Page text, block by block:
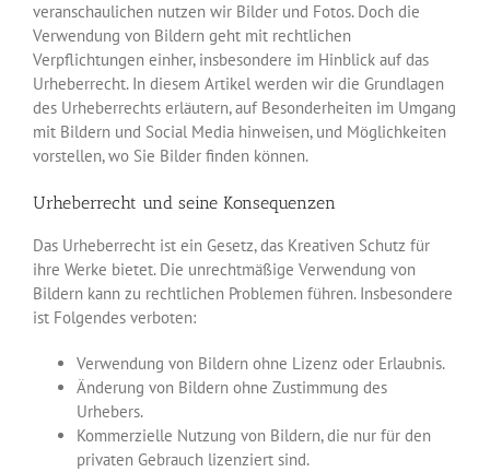
veranschaulichen nutzen wir Bilder und Fotos. Doch die
Verwendung von Bildern geht mit rechtlichen
Verpflichtungen einher, insbesondere im Hinblick auf das
Urheberrecht. In diesem Artikel werden wir die Grundlagen
des Urheberrechts erläutern, auf Besonderheiten im Umgang
mit Bildern und Social Media hinweisen, und Möglichkeiten
vorstellen, wo Sie Bilder finden können.
Urheberrecht und seine Konsequenzen
Das Urheberrecht ist ein Gesetz, das Kreativen Schutz für
ihre Werke bietet. Die unrechtmäßige Verwendung von
Bildern kann zu rechtlichen Problemen führen. Insbesondere
ist Folgendes verboten:
Verwendung von Bildern ohne Lizenz oder Erlaubnis.
Änderung von Bildern ohne Zustimmung des
Urhebers.
Kommerzielle Nutzung von Bildern, die nur für den
privaten Gebrauch lizenziert sind.